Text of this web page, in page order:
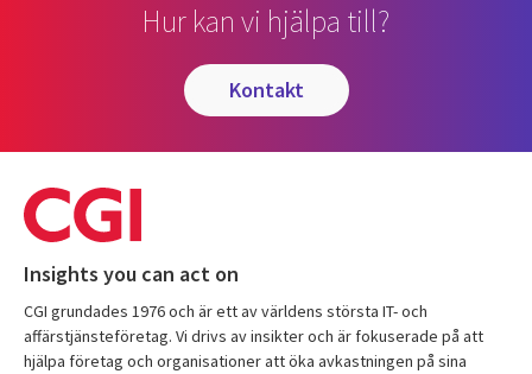
Hur kan vi hjälpa till?
kontakt
Insights you can act on
CGI grundades 1976 och är ett av världens största IT- och
affärstjänsteföretag. Vi drivs av insikter och är fokuserade på att
hjälpa företag och organisationer att öka avkastningen på sina